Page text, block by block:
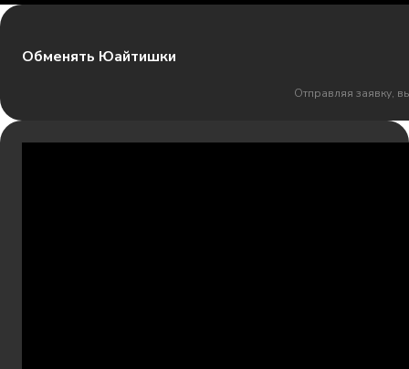
Обменять Юайтишки
Отправляя заявку,